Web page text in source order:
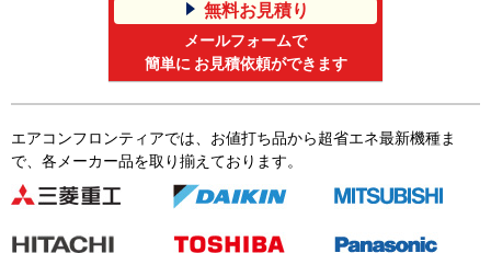
無料お見積り
メールフォームで
簡単に お見積依頼ができます
エアコンフロンティアでは、お値打ち品から超省エネ最新機種ま
で、各メーカー品を取り揃えております。